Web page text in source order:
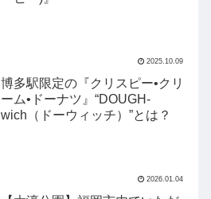
2025.10.09
博多駅限定の『クリスピー•クリ
ーム•ドーナツ』“DOUGH-
wich（ドーウィッチ）”とは？
2026.01.04